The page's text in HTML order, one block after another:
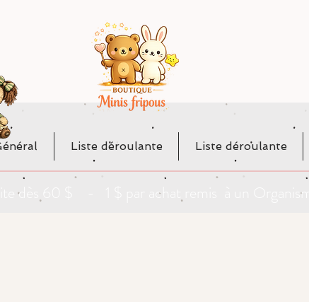
Liste déroulante Liste déroulante
dès 60 $ - 1 $ par achat remis à un